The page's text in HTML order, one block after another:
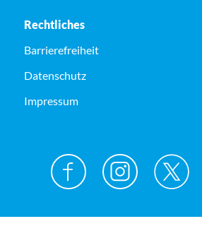
Rechtliches
Barrierefreiheit
Datenschutz
Impressum